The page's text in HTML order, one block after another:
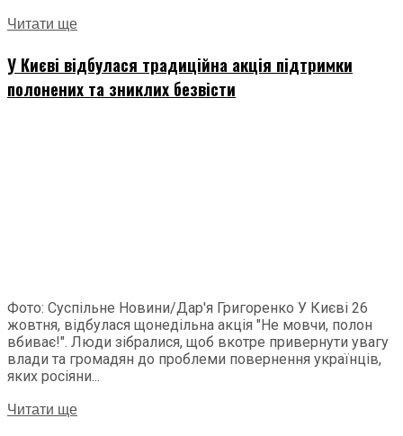
Читати ще
У Києві відбулася традиційна акція підтримки
полонених та зниклих безвісти
Фото: Суспільне Новини/Дар'я Григоренко У Києві 26
жовтня, відбулася щонедільна акція "Не мовчи, полон
вбиває!". Люди зібралися, щоб вкотре привернути увагу
влади та громадян до проблеми повернення українців,
яких росіяни...
Читати ще